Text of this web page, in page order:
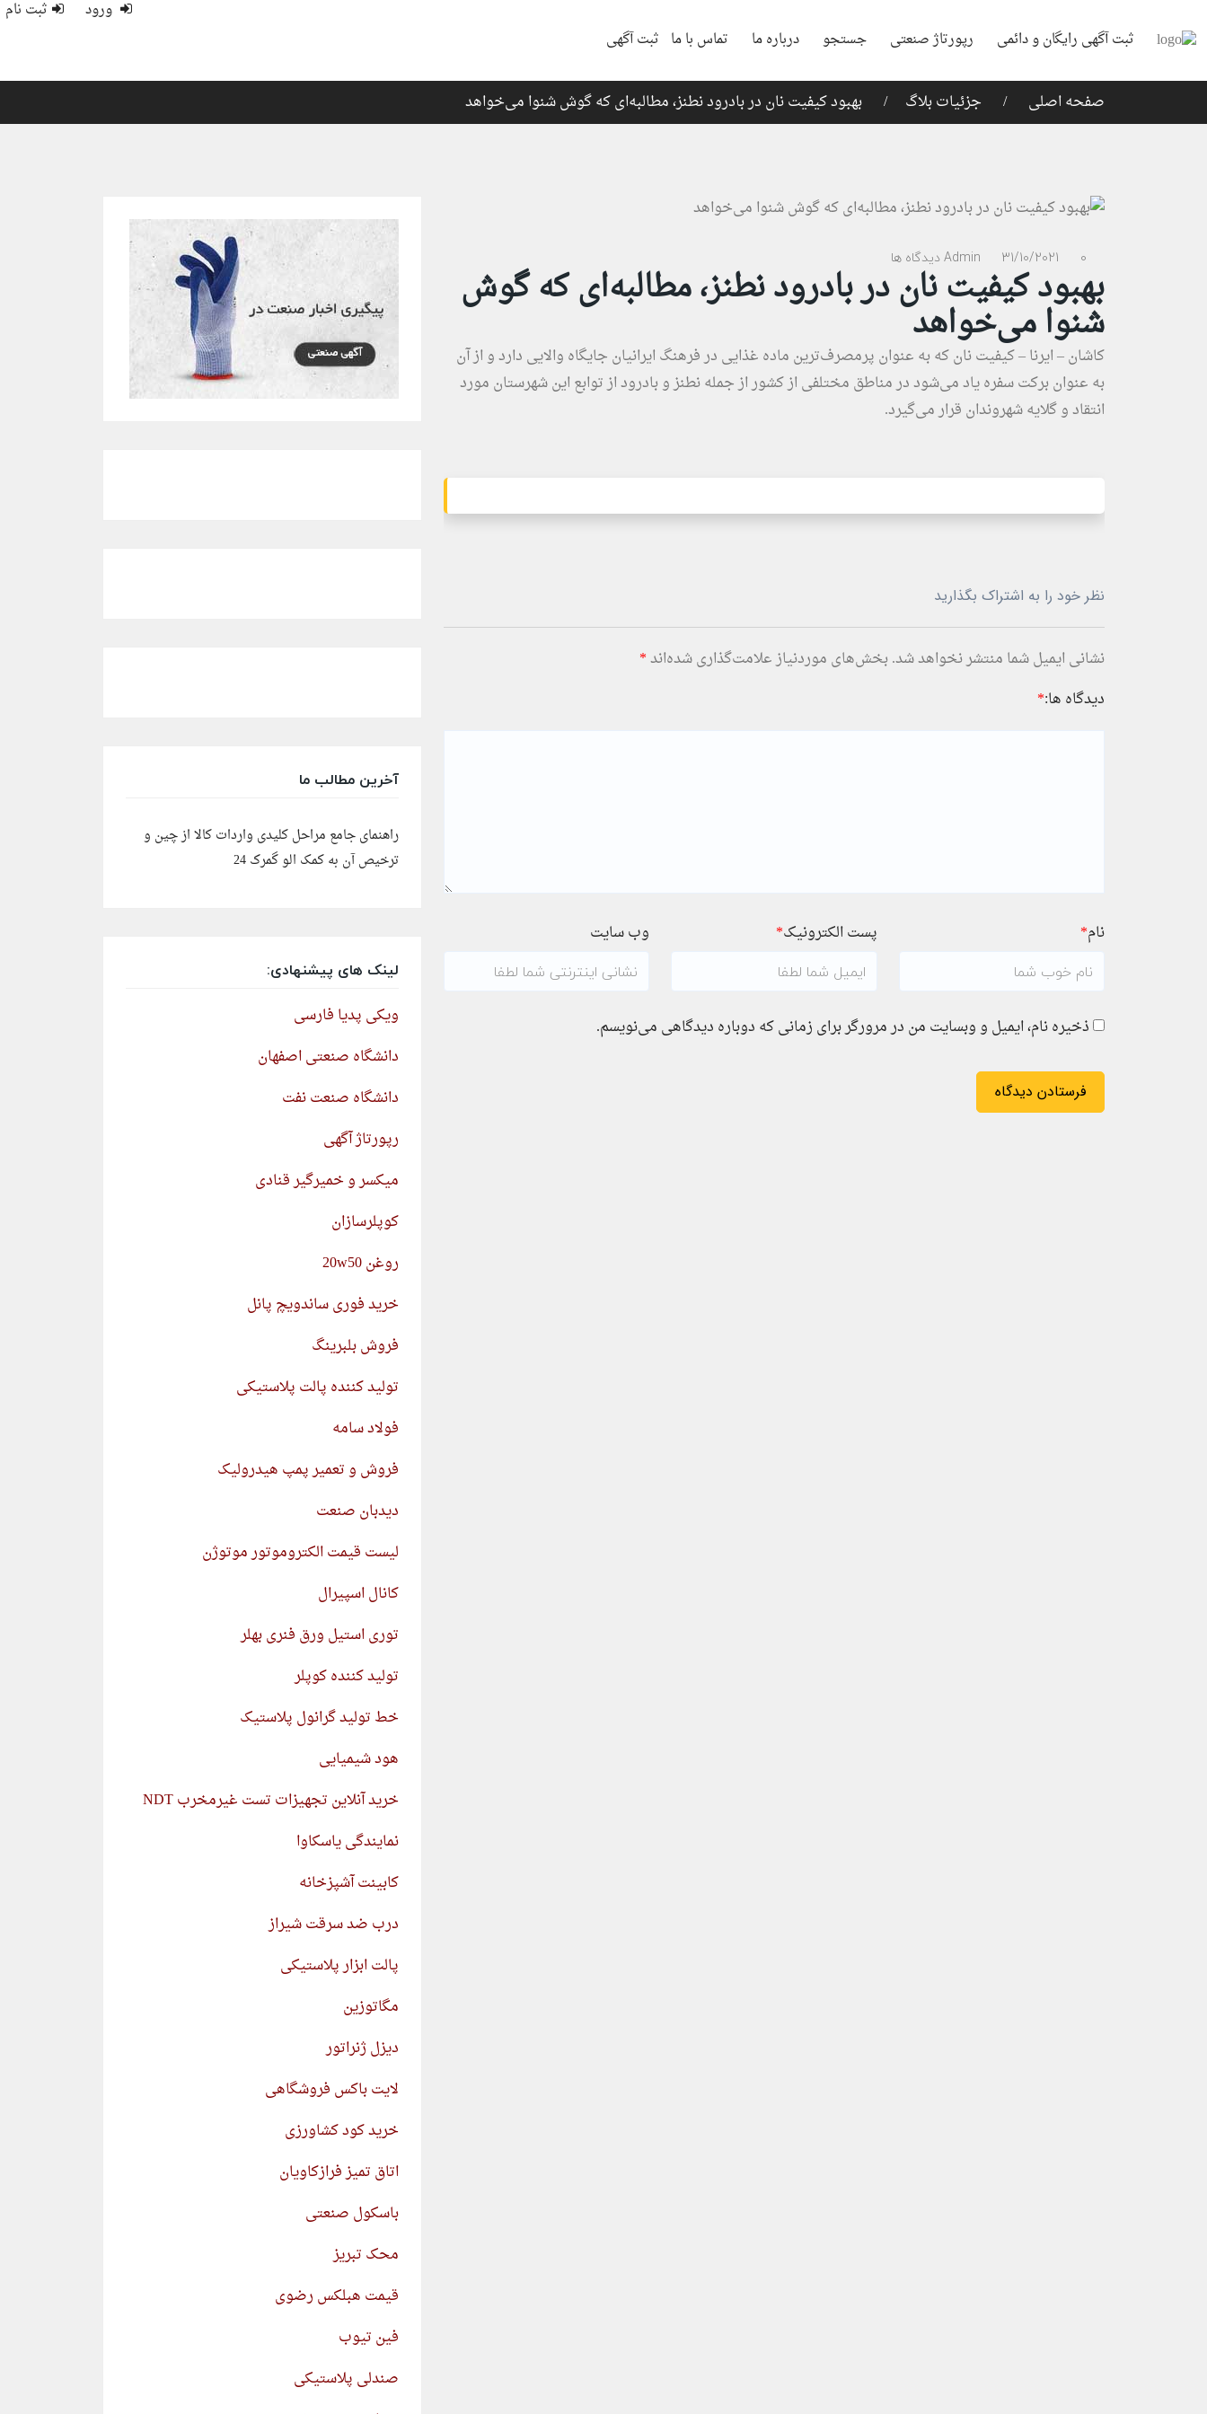
ثبت آگهی رایگان و دائمی رپورتاژ صنعتی جستجو درباره ما تماس با ما ثبت آگهی
ورود ثبت نام
صفحه اصلی جزئیات بلاگ بهبود کیفیت نان در بادرود نطنز، مطالبه‌ای که گوش شنوا می‌خواهد
Admin 31/10/2021 0 دیدگاه ها
بهبود کیفیت نان در بادرود نطنز، مطالبه‌ای که گوش
شنوا می‌خواهد
کاشان – ایرنا – کیفیت نان که به عنوان پرمصرف‌ترین ماده غذایی در فرهنگ ایرانیان جایگاه والایی دارد و از آن
به عنوان برکت سفره یاد می‌شود در مناطق مختلفی از کشور از جمله نطنز و بادرود از توابع این شهرستان مورد
انتقاد و گلایه شهروندان قرار می‌گیرد.
نظر خود را به اشتراک بگذارید
نشانی ایمیل شما منتشر نخواهد شد. بخش‌های موردنیاز علامت‌گذاری شده‌اند*
دیدگاه ها:*
نام* پست الکترونیک* وب سایت
ذخیره نام، ایمیل و وبسایت من در مرورگر برای زمانی که دوباره دیدگاهی می‌نویسم.
آخرین مطالب ما
راهنمای جامع مراحل کلیدی واردات کالا از چین و
ترخیص آن به کمک الو گمرک 24
لینک های پیشنهادی:
ویکی پدیا فارسی
دانشگاه صنعتی اصفهان
دانشگاه صنعت نفت
رپورتاژ آگهی
میکسر و خمیرگیر قنادی
کوپلرسازان
روغن 20w50
خرید فوری ساندویچ پانل
فروش بلبرینگ
تولید کننده پالت پلاستیکی
فولاد سامه
فروش و تعمیر پمپ هیدرولیک
دیدبان صنعت
لیست قیمت الکتروموتور موتوژن
کانال اسپیرال
توری استیل ورق فنری بهلر
تولید کننده کوپلر
خط تولید گرانول پلاستیک
هود شیمیایی
خرید آنلاین تجهیزات تست غیرمخرب NDT
نمایندگی یاسکاوا
کابینت آشپزخانه
درب ضد سرقت شیراز
پالت ابزار پلاستیکی
مگاتوزین
دیزل ژنراتور
لایت باکس فروشگاهی
خرید کود کشاورزی
اتاق تمیز فرازکاویان
باسکول صنعتی
محک تبریز
قیمت هبلکس رضوی
فین تیوب
صندلی پلاستیکی